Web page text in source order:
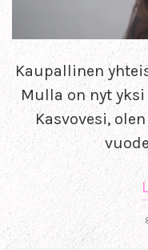
Kaupallinen
Mulla on nyt
Kasvovesi,